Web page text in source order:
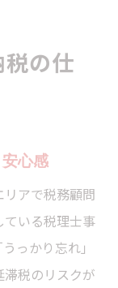
る重要性
支える理由
営が安定
解説
安心感
の仕
心感
アで税務顧問
いる税理士事
っかり忘れ」
税のリスクが